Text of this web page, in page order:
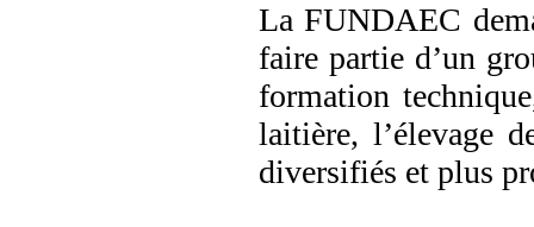
La FUNDAEC
faire partie d’un
formation
laitière, l’élevage
diversifiés et plus